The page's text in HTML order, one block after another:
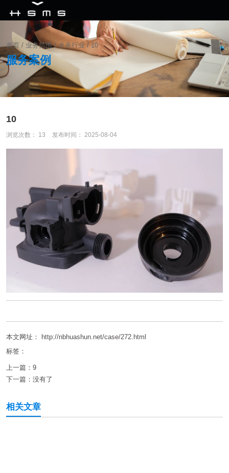
首页 / 业务范围 /水表行业 /10
服务案例
10
浏览次数： 13 发布时间： 2025-08-04
本文网址： http://nbhuashun.net/case/272.html
标签：
上一篇： 9
下一篇： 没有了
相关文章